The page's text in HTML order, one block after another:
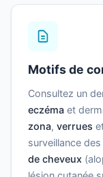
Motifs de
Consultez un
eczéma et
zona, verrues
surveillance des
de cheveux